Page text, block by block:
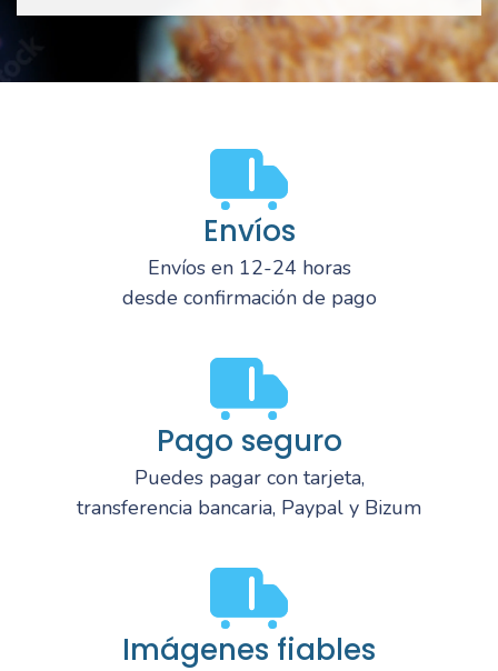
Envíos
Envíos en 12-24 horas
desde confirmación de pago
Pago seguro
Puedes pagar con tarjeta,
transferencia bancaria, Paypal y Bizum
Imágenes fiables